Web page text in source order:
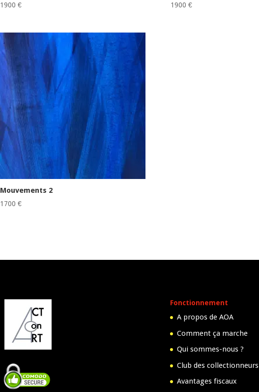
1900 € 1900€
Mouvements 2
1700 €
Fonctionnement
A propos de AOA
Comment ça marche
Qui sommes-nous ?
Club des collectionneurs
Avantages fiscaux